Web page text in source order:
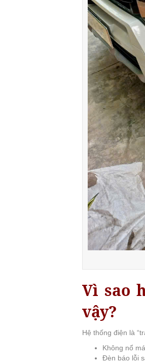
Vì sao
vậy?
Hệ thống điện là
Không nổ
Đèn báo lỗi